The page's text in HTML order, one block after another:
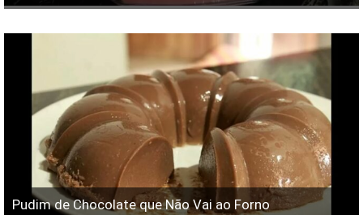
Pudim de Chocolate que Não Vai ao Forno